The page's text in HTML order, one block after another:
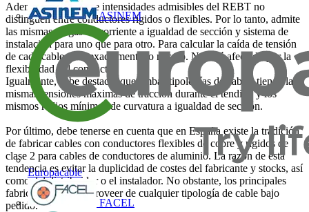
ASINEM
Europacable
FACEL
Además, las tablas de intensidades admisibles del REBT no
distinguen entre conductores rígidos o flexibles. Por lo tanto, admite
las mismas cargas de corriente a igualdad de sección y sistema de
instalación para uno que para otro. Para calcular la caída de tensión
de cada cable pasa exactamente lo mismo. No está afectado por la
flexibilidad del conductor.
Igualmente, cabe destacar que ambas tipologías de cables tienen las
mismas tensiones máximas de tracción durante el tendido y los
mismos radios mínimos de curvatura a igualdad de sección.
Por último, debe tenerse en cuenta que en España existe la tradición
de fabricar cables con conductores flexibles de cobre y rígidos de
clase 2 para cables de conductores de aluminio. La razón de esta
tendencia es evitar la duplicidad de costes del fabricante y stocks, así
como del distribuidor o el instalador. No obstante, los principales
fabricantes pueden proveer de cualquier tipología de cable bajo
pedido.